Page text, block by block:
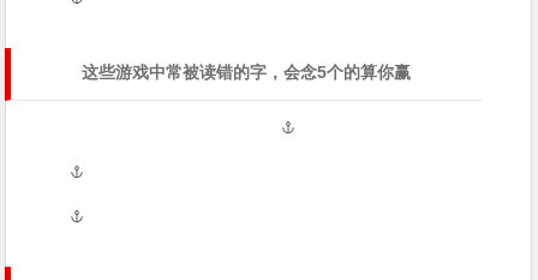
这些游戏中常被读错的字，会念5个的算你赢